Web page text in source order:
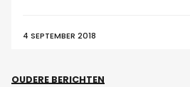
4 SEPTEMBER 2018
OUDERE BERICHTEN